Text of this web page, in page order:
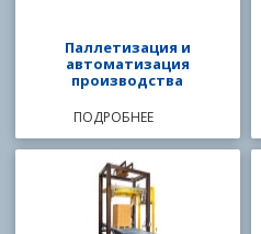
Паллетизация и
автоматизация
производства
ПОДРОБНЕЕ